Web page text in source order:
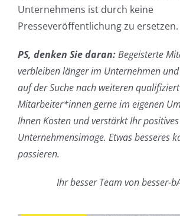
Unternehmens ist durch keine
Presseveröffentlichung zu ersetzen.
PS, denken Sie daran:Begeisterte
verbleiben länger im Unternehmen
auf der Suche nach weiteren
Mitarbeiter*innen gerne im eigenen
Ihnen Kosten und verstärkt Ihr positives
Unternehmensimage. Etwas besseres
passieren.
Ihr besser Team von besser-